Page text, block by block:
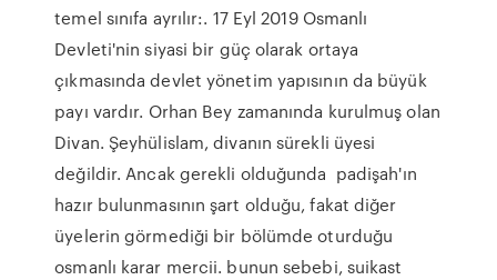
temel sınıfa ayrılır:. 17 Eyl 2019 Osmanlı
Devleti'nin siyasi bir güç olarak ortaya
çıkmasında devlet yönetim yapısının da büyük
payı vardır. Orhan Bey zamanında kurulmuş olan
Divan. Şeyhülislam, divanın sürekli üyesi
değildir. Ancak gerekli olduğunda padişah'ın
hazır bulunmasının şart olduğu, fakat diğer
üyelerin görmediği bir bölümde oturduğu
osmanlı karar mercii. bunun sebebi, suikast